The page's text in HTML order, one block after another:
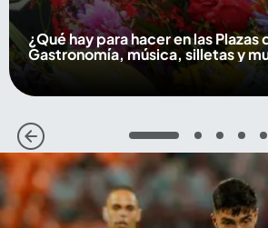
¿Qué hay para hacer en las Plazas
Gastronomía, música, silletas y
1 2 3 4 5